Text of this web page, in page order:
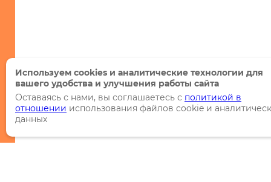
Используем cookies и аналитические технологии для
вашего удобства и улучшения работы сайта
Оставаясь с нами, вы соглашаетесь с политикой в
отношении использования файлов cookie и
данных